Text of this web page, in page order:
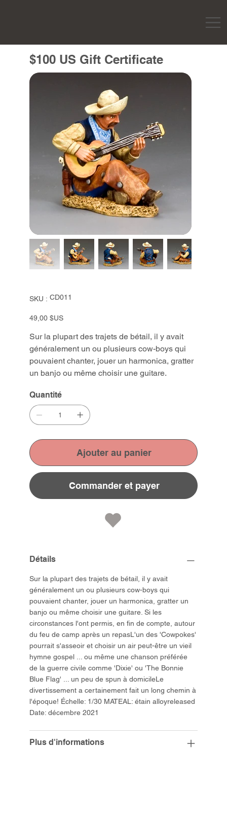
$100 US Gift Certificate
SKU : SKU
CD011
CD011
Prix
49,00 $US
Sur la plupart des trajets de bétail, il y avait
généralement un ou plusieurs cow-boys qui
pouvaient chanter, jouer un harmonica, gratter
un banjo ou même choisir une guitare.
Quantité
Ajouter au panier
Commander et payer
Détails
Sur la plupart des trajets de bétail, il y avait
généralement un ou plusieurs cow-boys qui
pouvaient chanter, jouer un harmonica, gratter un
banjo ou même choisir une guitare. Si les
circonstances l'ont permis, en fin de compte, autour
du feu de camp après un repasL'un des 'Cowpokes'
pourrait s'asseoir et choisir un air peut-être un vieil
hymne gospel ... ou même une chanson préférée
de la guerre civile comme 'Dixie' ou 'The Bonnie
Blue Flag' ... un peu de spun à domicileLe
divertissement a certainement fait un long chemin à
l'époque! Échelle: 1/30 MATEAL: étain alloyreleased
Date: décembre 2021
Plus d'informations